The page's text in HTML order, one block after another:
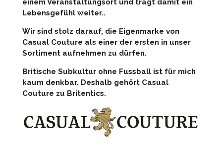
einem Veranstaltungsort und trägt damit ein
Lebensgefühl weiter..
Wir sind stolz darauf, die Eigenmarke von
Casual Couture als einer der ersten in unser
Sortiment aufnehmen zu dürfen.
Britische Subkultur ohne Fussball ist für mich
kaum denkbar. Deshalb gehört Casual
Couture zu Britentics.